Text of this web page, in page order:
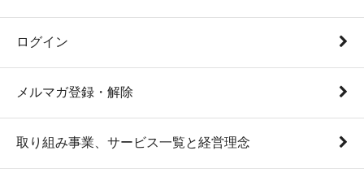
ログイン
メルマガ登録・解除
取り組み事業、サービス一覧と経営理念